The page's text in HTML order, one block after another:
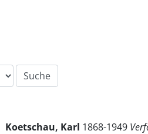
Koetschau, Karl 1868-1949